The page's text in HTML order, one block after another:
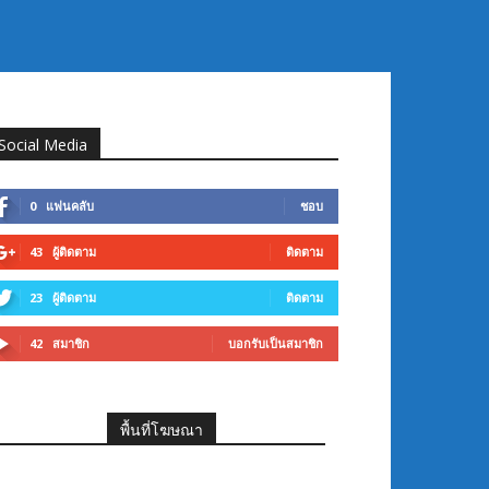
Media
0 แฟนคลับ ชอบ
43 ผู้ติดตาม ติดตาม
23 ผู้ติดตาม ติดตาม
42 สมาชิก บอกรับเป็นสมาชิก
พื้นที่โฆษณา